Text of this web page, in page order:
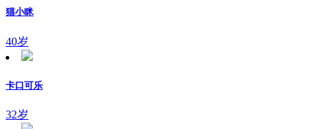
猫小眯
40岁
卡口可乐
32岁